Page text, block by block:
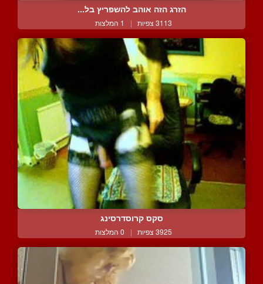
הזרג הזה אוהב להשפריץ בל...
3113 צפיות | 1 המלצות
סקס קרוסדרסינג
3925 צפיות | 0 המלצות